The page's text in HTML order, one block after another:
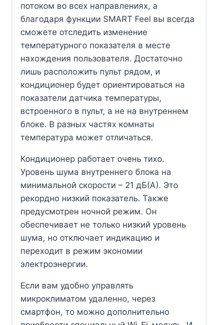
потоком во всех направлениях, а
благодаря функции SMART Feel вы всегда
сможете отследить изменение
температурного показателя в месте
нахождения пользователя. Достаточно
лишь расположить пульт рядом, и
кондиционер будет ориентироваться на
показатели датчика температуры,
встроенного в пульт, а не на внутреннем
блоке. В разных частях комнаты
температура может отличаться.
Кондиционер работает очень тихо.
Уровень шума внутреннего блока на
минимальной скорости – 21 дБ(А). Это
рекордно низкий показатель. Также
предусмотрен ночной режим. Он
обеспечивает не только низкий уровень
шума, но отключает индикацию и
переходит в режим экономии
электроэнергии.
Если вам удобно управлять
микроклиматом удаленно, через
смартфон, то можно дополнительно